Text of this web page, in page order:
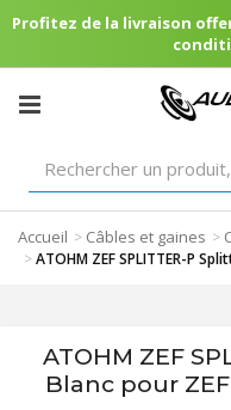
Profitez de la livraison
Accueil > Câbles et gaines >
>ATOHM ZEF SPLITTER-P
ATOHM ZEF
Blanc pour